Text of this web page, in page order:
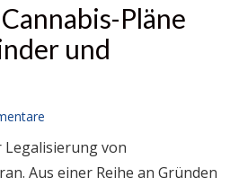
Pläne
und
Legalisierung von
Aus einer Reihe an Gründen